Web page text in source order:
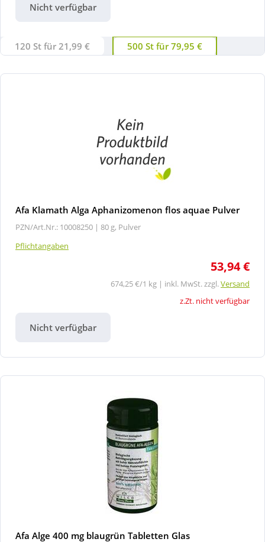
Nicht verfügbar
120 St für 21,99 € 500 St für 79,95 €
Afa Klamath Alga Aphanizomenon flos aquae Pulver
PZN/Art.Nr.: 10008250 | 80 g, Pulver
Pflichtangaben
53,94 €
674,25 €/1 kg | inkl. MwSt. zzgl.Versand
z.Zt. nicht verfügbar
Nicht verfügbar
Afa Alge 400 mg blaugrün Tabletten Glas